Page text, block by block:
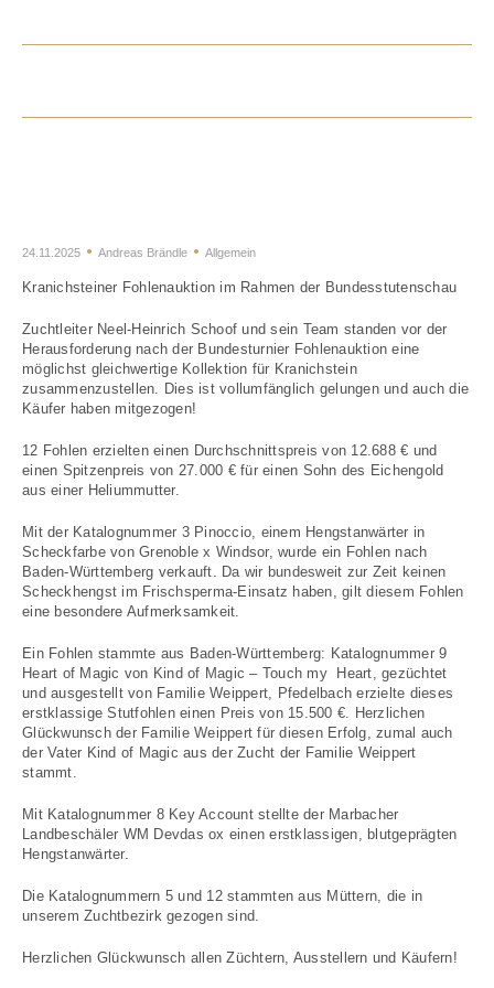
24.11.2025 Andreas Brändle Allgemein
Kranichsteiner Fohlenauktion im Rahmen der Bundesstutenschau
Zuchtleiter Neel-Heinrich Schoof und sein Team standen vor der
Herausforderung nach der Bundesturnier Fohlenauktion eine
möglichst gleichwertige Kollektion für Kranichstein
zusammenzustellen. Dies ist vollumfänglich gelungen und auch die
Käufer haben mitgezogen!
12 Fohlen erzielten einen Durchschnittspreis von 12.688 € und
einen Spitzenpreis von 27.000 € für einen Sohn des Eichengold
aus einer Heliummutter.
Mit der Katalognummer 3 Pinoccio, einem Hengstanwärter in
Scheckfarbe von Grenoble x Windsor, wurde ein Fohlen nach
Baden-Württemberg verkauft. Da wir bundesweit zur Zeit keinen
Scheckhengst im Frischsperma-Einsatz haben, gilt diesem Fohlen
eine besondere Aufmerksamkeit.
Ein Fohlen stammte aus Baden-Württemberg: Katalognummer 9
Heart of Magic von Kind of Magic – Touch my Heart, gezüchtet
und ausgestellt von Familie Weippert, Pfedelbach erzielte dieses
erstklassige Stutfohlen einen Preis von 15.500 €. Herzlichen
Glückwunsch der Familie Weippert für diesen Erfolg, zumal auch
der Vater Kind of Magic aus der Zucht der Familie Weippert
stammt.
Mit Katalognummer 8 Key Account stellte der Marbacher
Landbeschäler WM Devdas ox einen erstklassigen, blutgeprägten
Hengstanwärter.
Die Katalognummern 5 und 12 stammten aus Müttern, die in
unserem Zuchtbezirk gezogen sind.
Herzlichen Glückwunsch allen Züchtern, Ausstellern und Käufern!